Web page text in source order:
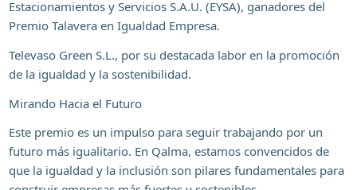
Estacionamientos y Servicios S.A.U. (EYSA), ganadores del
Premio Talavera en Igualdad Empresa.
Televaso Green S.L., por su destacada labor en la promoción
de la igualdad y la sostenibilidad.
Mirando Hacia el Futuro
Este premio es un impulso para seguir trabajando por un
futuro más igualitario. En Qalma, estamos convencidos de
que la igualdad y la inclusión son pilares fundamentales para